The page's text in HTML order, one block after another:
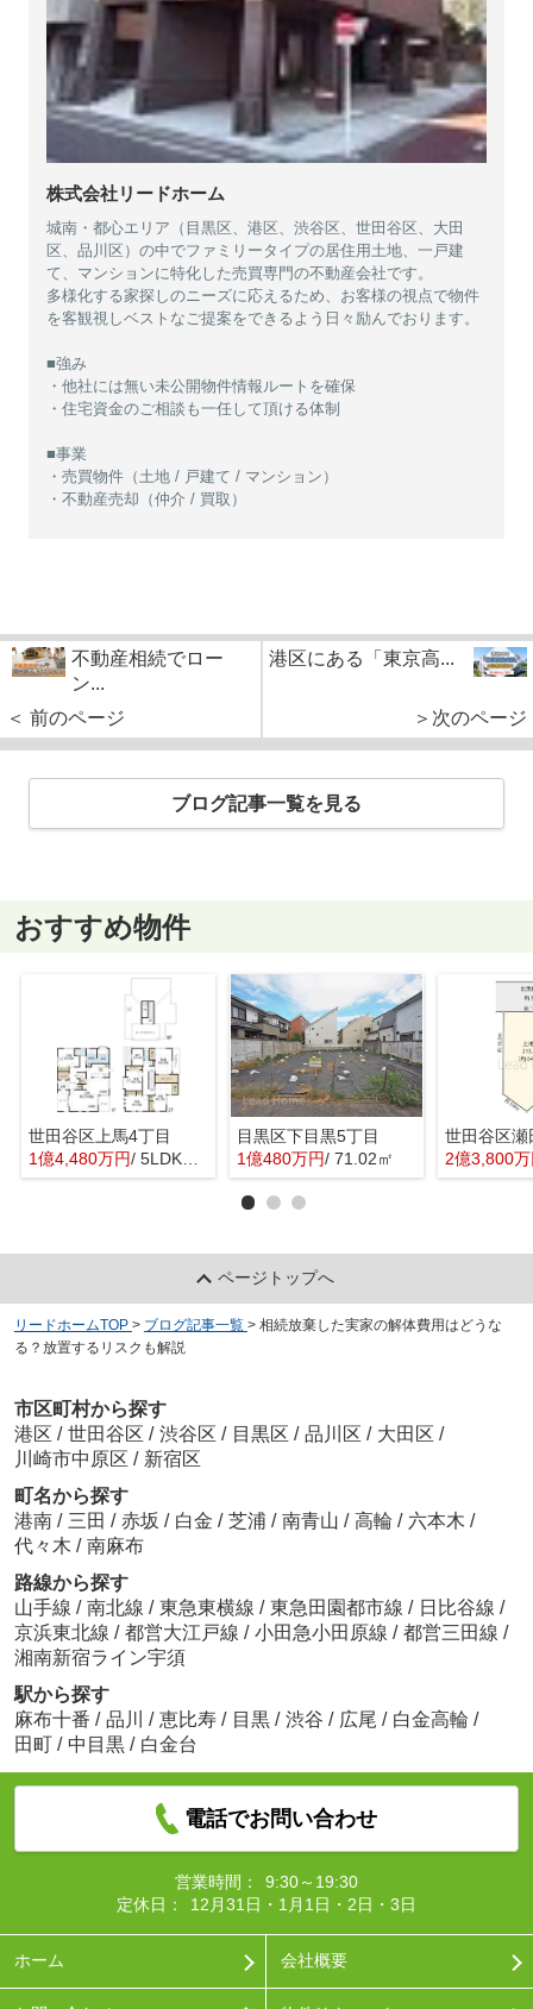
株式会社リードホーム
城南・都心エリア（目黒区、港区、渋谷区、世田谷区、大田
区、品川区）の中でファミリータイプの居住用土地、一戸建
て、マンションに特化した売買専門の不動産会社です。
多様化する家探しのニーズに応えるため、お客様の視点で物件
を客観視しベストなご提案をできるよう日々励んでおります。
■強み
・他社には無い未公開物件情報ルートを確保
・住宅資金のご相談も一任して頂ける体制
■事業
・売買物件（土地 / 戸建て / マンション）
・不動産売却（仲介 / 買取）
不動産相続でロー
ン...
＜ 前のページ
港区にある「東京高...
＞次のページ
ブログ記事一覧を見る
おすすめ物件
世田谷区上馬4丁目
1億4,480万円/ 5LDK＋1S(納戸)
目黒区下目黒5丁目
1億480万円/ 71.02㎡
世田谷区瀬
2億3,800
ページトップへ
リードホームTOP > ブログ記事一覧 > 相続放棄した実家の解体費用はどうな
る？放置するリスクも解説
市区町村から探す
港区 / 世田谷区 / 渋谷区 / 目黒区 / 品川区 / 大田区 /
川崎市中原区 / 新宿区
町名から探す
港南 / 三田 / 赤坂 / 白金 / 芝浦 / 南青山 / 高輪 / 六本木 /
代々木 / 南麻布
路線から探す
山手線 / 南北線 / 東急東横線 / 東急田園都市線 / 日比谷線 /
京浜東北線 / 都営大江戸線 / 小田急小田原線 / 都営三田線 /
湘南新宿ライン宇須
駅から探す
麻布十番 / 品川 / 恵比寿 / 目黒 / 渋谷 / 広尾 / 白金高輪 /
田町 / 中目黒 / 白金台
電話でお問い合わせ
営業時間：
9:30～19:30
定休日：
12月31日・1月1日・2日・3日
ホーム 会社概要